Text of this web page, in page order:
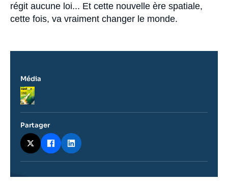
régit aucune loi... Et cette nouvelle ère spatiale,
cette fois, va vraiment changer le monde.
Média
Logo
Partager